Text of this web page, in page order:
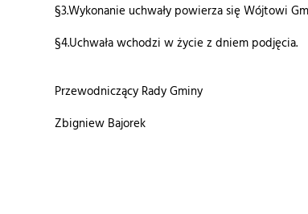
§3.Wykonanie uchwały powierza się Wójtowi
§4.Uchwała wchodzi w życie z dniem podjęcia.
Przewodniczący Rady Gminy
Zbigniew Bajorek